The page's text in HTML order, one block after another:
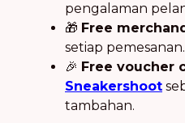
pengalaman
🎁 Free
setiap pemesanan.
🎉 Free voucher
Sneakershoot
tambahan.